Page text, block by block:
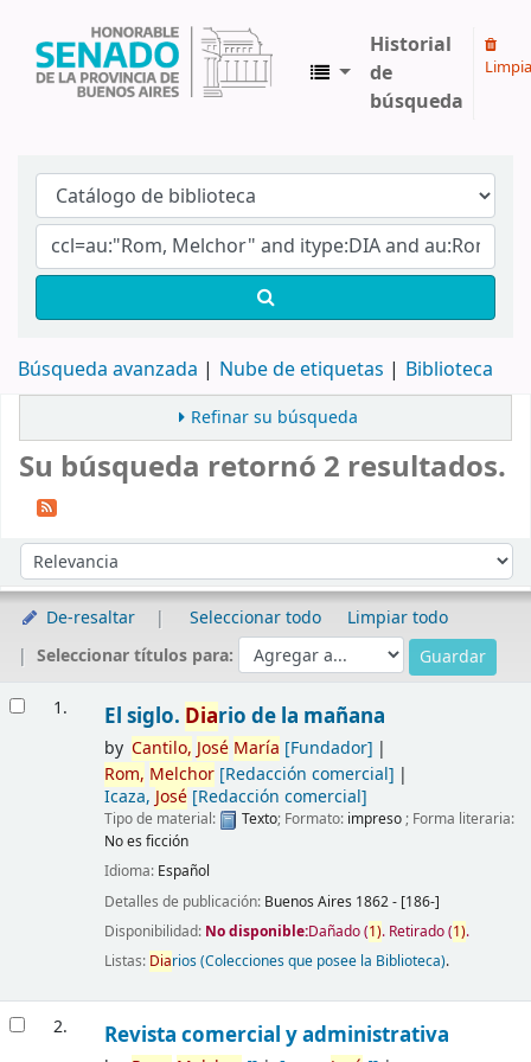
Historial
de
búsqueda
Búsqueda avanzada Nube de etiquetas Biblioteca
Refinar su búsqueda
Su búsqueda retornó 2 resultados.
Ordenar por:
De-resaltar Seleccionar todo
Limpiar todo
Seleccionar títulos para:
1. El siglo. Diario de la mañana
by Cantilo, José María [Fundador]
Rom, Melchor[Redacción comercial]
Icaza, José[Redacción comercial]
Tipo de material: Texto; Formato: impreso; Forma literaria:
No es ficción
Idioma: Español
Detalles de publicación: Buenos Aires 1862 - [186-]
Disponibilidad: No disponible:Dañado(1). Retirado(1).
Listas: Diarios (Colecciones que posee la Biblioteca).
2. Revista comercial y administrativa